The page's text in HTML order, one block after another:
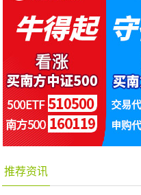
推荐资讯